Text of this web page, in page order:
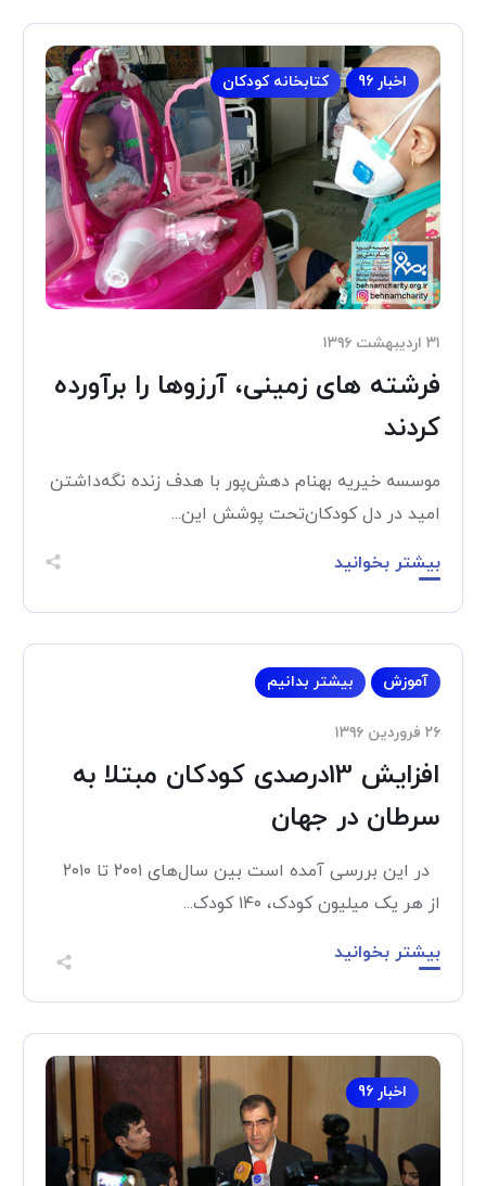
اخبار 96 کتابخانه کودکان
۳۱ اردیبهشت ۱۳۹۶
فرشته های زمینی، آرزوها را برآورده
کردند
موسسه خیریه بهنام دهش‌پور با هدف زنده نگه‌داشتن
امید در دل کودکان‌تحت پوشش این...
بیشتر بخوانید
آموزش بیشتر بدانیم
۲۶ فروردین ۱۳۹۶
افزایش 13درصدی کودکان مبتلا به
سرطان در جهان
در این بررسی آمده است بین سال‌های ۲۰۰۱ تا ۲۰۱۰
از هر یک میلیون کودک، ۱۴۰ کودک...
بیشتر بخوانید
اخبار 96